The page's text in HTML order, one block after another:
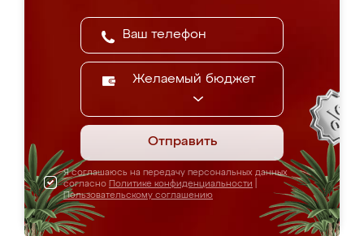
Желаемый бюджет
Отправить
Я соглашаюсь на передачу персональных данных
согласно Политике конфиденциальности
Пользовательскому соглашению